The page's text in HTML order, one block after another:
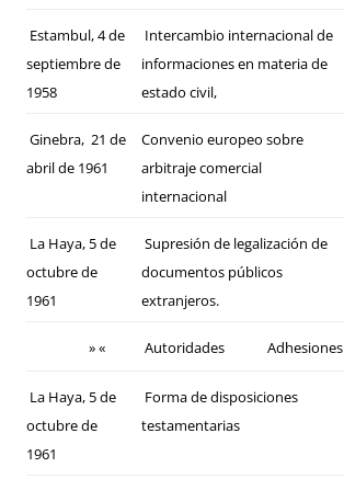
Estambul, 4 de
septiembre de
1958
Intercambio internacional de
informaciones en materia de
estado civil,
Ginebra, 21 de
abril de 1961
Convenio europeo sobre
arbitraje comercial
internacional
La Haya, 5 de
octubre de
1961
Supresión de legalización de
documentos públicos
extranjeros.
» « Autoridades Adhesiones
La Haya, 5 de
octubre de
1961
Forma de disposiciones
testamentarias